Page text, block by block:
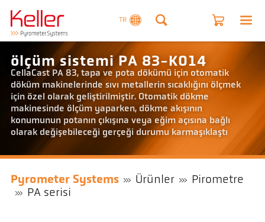
TR
ölçüm sistemi PA 83-K014
CellaCast PA 83, tapa ve pota dökümü için otomatik
döküm makinelerinde sıvı metallerin sıcaklığını ölçmek
için özel olarak geliştirilmiştir. Otomatik dökme
makinesinde ölçüm yaparken, dökme akışının
konumunun potanın çıkışına veya eğim açısına bağlı
olarak değişebileceği gerçeği durumu karmaşıklaştı
Pyrometer Systems Ürünler
Pirometre
PA serisi